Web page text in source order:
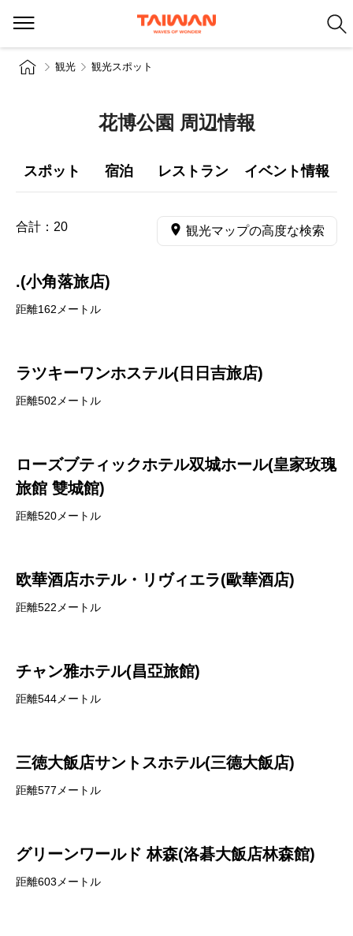
観光 観光スポット
花博公園 周辺情報
スポット 宿泊 レストラン イベント情報
合計： 20 観光マップの高度な検索
.(小角落旅店)
距離162メートル
ラツキーワンホステル(日日吉旅店)
距離502メートル
ローズブティックホテル双城ホール(皇家玫瑰
旅館 雙城館)
距離520メートル
欧華酒店ホテル・リヴィエラ(歐華酒店)
距離522メートル
チャン雅ホテル(昌亞旅館)
距離544メートル
三徳大飯店サントスホテル(三德大飯店)
距離577メートル
グリーンワールド 林森(洛碁大飯店林森館)
距離603メートル